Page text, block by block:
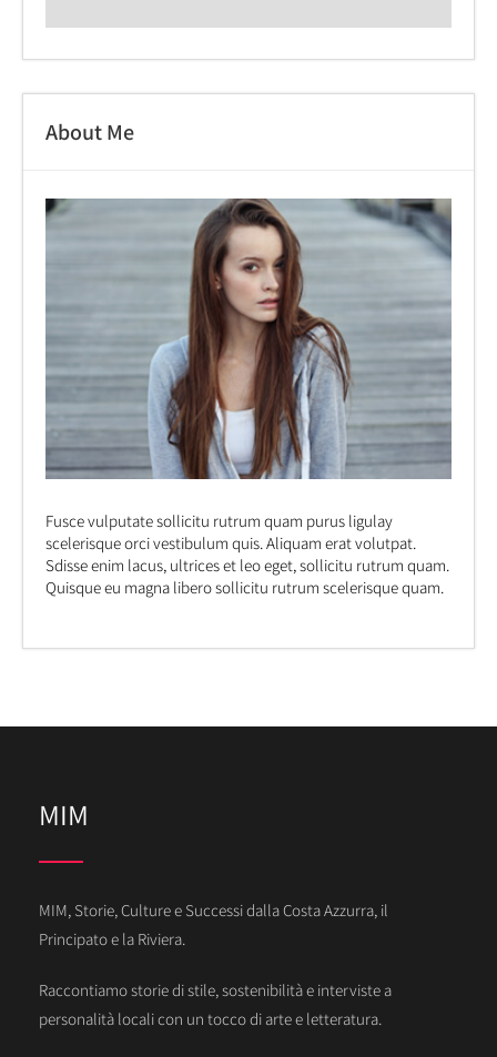
About Me
Fusce vulputate sollicitu rutrum quam purus ligulay
scelerisque orci vestibulum quis. Aliquam erat volutpat.
Sdisse enim lacus, ultrices et leo eget, sollicitu rutrum quam.
Quisque eu magna libero sollicitu rutrum scelerisque quam.
MIM
MIM, Storie, Culture e Successi dalla Costa Azzurra, il
Principato e la Riviera.
Raccontiamo storie di stile, sostenibilità e interviste a
personalità locali con un tocco di arte e letteratura.